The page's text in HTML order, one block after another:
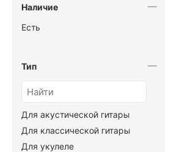
Наличие
Есть
Тип
Для акустической гитары
Для классической гитары
Для укулеле